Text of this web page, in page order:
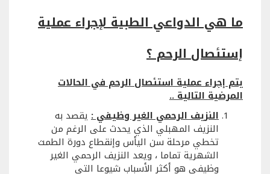
ما هي الدواعي الطبية لإجراء عملية
إستئصال الرحم ؟
يتم إجراء عملية استئصال الرحم في الحالات
المرضية التالية ..
النزيف الرحمي الغير وظيفي : يقصد به
النزيف المهبلي الذي يحدث على الرغم من
تخطي مرحلة سن اليأس وإنقطاع دورة الطمث
الشهرية تماما ، ويعد النزيف الرحمي الغير
وظيفي هو أكثر الأسباب شيوعا التي